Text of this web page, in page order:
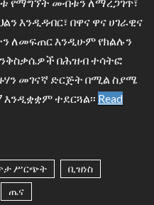
የማግኘት መብቱን ለማረጋገጥ፣
እንዲዳብር፣ በዋና ዋና ሀገራዊና
ለመፍጠር እንዲሁም የክልሉን
በሕዝብ ተሳትፎ
መገናኛ ድርጅት በሚል ስያሜ
እንዲቋቋም ተደርጓል፡፡ Read
ሥርጭት
ቢዝነስ
ጤና